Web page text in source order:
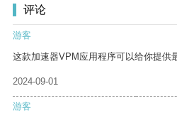
评论
游客
这款加速器VPM应用程序可以给你提供
2024-09-01
游客